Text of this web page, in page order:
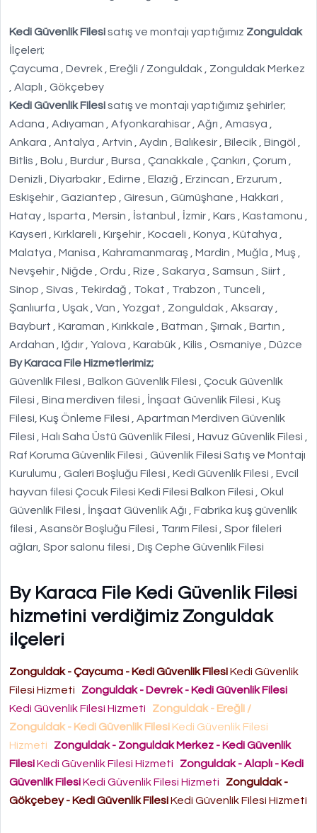
Kedi Güvenlik Filesisatış ve montajı yaptığımız Zonguldak
İlçeleri;
Çaycuma , Devrek , Ereğli / Zonguldak , Zonguldak Merkez
, Alaplı , Gökçebey
Kedi Güvenlik Filesisatış ve montajı yaptığımız şehirler;
Adana , Adıyaman , Afyonkarahisar , Ağrı , Amasya ,
Ankara , Antalya , Artvin , Aydın , Balıkesir , Bilecik , Bingöl ,
Bitlis , Bolu , Burdur , Bursa , Çanakkale , Çankırı , Çorum ,
Denizli , Diyarbakır , Edirne , Elazığ , Erzincan , Erzurum ,
Eskişehir , Gaziantep , Giresun , Gümüşhane , Hakkari ,
Hatay , Isparta , Mersin , İstanbul , İzmir , Kars , Kastamonu ,
Kayseri , Kırklareli , Kırşehir , Kocaeli , Konya , Kütahya ,
Malatya , Manisa , Kahramanmaraş , Mardin , Muğla , Muş ,
Nevşehir , Niğde , Ordu , Rize , Sakarya , Samsun , Siirt ,
Sinop , Sivas , Tekirdağ , Tokat , Trabzon , Tunceli ,
Şanlıurfa , Uşak , Van , Yozgat , Zonguldak , Aksaray ,
Bayburt , Karaman , Kırıkkale , Batman , Şırnak , Bartın ,
Ardahan , Iğdır , Yalova , Karabük , Kilis , Osmaniye , Düzce
By Karaca File Hizmetlerimiz;
Güvenlik Filesi , Balkon Güvenlik Filesi , Çocuk Güvenlik
Filesi , Bina merdiven filesi , İnşaat Güvenlik Filesi , Kuş
Filesi, Kuş Önleme Filesi , Apartman Merdiven Güvenlik
Filesi , Halı Saha Üstü Güvenlik Filesi , Havuz Güvenlik Filesi ,
Raf Koruma Güvenlik Filesi , Güvenlik Filesi Satış ve Montajı
Kurulumu , Galeri Boşluğu Filesi , Kedi Güvenlik Filesi , Evcil
hayvan filesi Çocuk Filesi Kedi Filesi Balkon Filesi , Okul
Güvenlik Filesi , İnşaat Güvenlik Ağı , Fabrika kuş güvenlik
filesi , Asansör Boşluğu Filesi , Tarım Filesi , Spor fileleri
ağları, Spor salonu filesi , Dış Cephe Güvenlik Filesi
By Karaca File Kedi Güvenlik Filesi
hizmetini verdiğimiz Zonguldak
ilçeleri
Zonguldak - Çaycuma - Kedi Güvenlik FilesiKedi Güvenlik
Filesi Hizmeti
Zonguldak - Devrek - Kedi Güvenlik Filesi
Kedi Güvenlik Filesi Hizmeti
Zonguldak - Ereğli /
Zonguldak - Kedi Güvenlik Filesi Kedi Güvenlik Filesi
Hizmeti
Zonguldak - Zonguldak Merkez - Kedi Güvenlik
FilesiKedi Güvenlik Filesi Hizmeti
Zonguldak - Alaplı - Kedi
Güvenlik FilesiKedi Güvenlik Filesi Hizmeti
Zonguldak -
Gökçebey - Kedi Güvenlik FilesiKedi Güvenlik Filesi Hizmeti